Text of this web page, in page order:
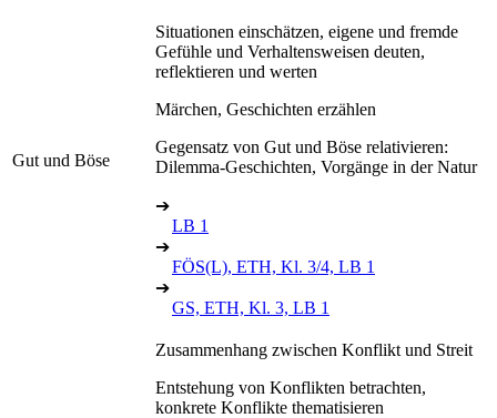
Gut und Böse
Situationen einschätzen, eigene und fremde
Gefühle und Verhaltensweisen deuten,
reflektieren und werten
Märchen, Geschichten erzählen
Gegensatz von Gut und Böse relativieren:
Dilemma-Geschichten, Vorgänge in der Natur
➔
LB 1
➔
FÖS(L), ETH, Kl. 3/4, LB 1
➔
GS, ETH, Kl. 3, LB 1
Zusammenhang zwischen Konflikt und Streit
Entstehung von Konflikten betrachten,
konkrete Konflikte thematisieren